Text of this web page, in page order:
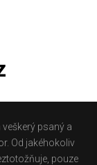
psaný a
Od jakéhokoliv
pouze